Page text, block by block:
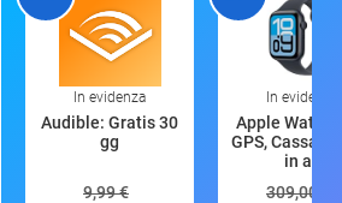
In evidenza
Audible: Gratis 30
gg
9,99 €
In evidenza
Apple Watch
GPS, Cassa
in all
309,00 €